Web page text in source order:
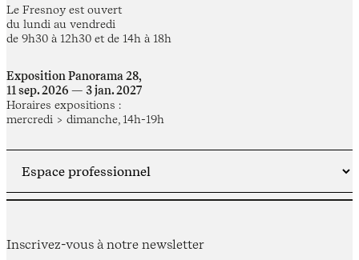
Le Fresnoy est ouvert
du lundi au vendredi
de 9h30 à 12h30 et de 14h à 18h
Exposition Panorama 28,
11 sep. 2026 — 3 jan. 2027
Horaires expositions :
mercredi > dimanche, 14h-19h
Inscrivez-vous à notre newsletter